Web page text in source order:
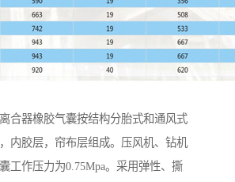
合器橡胶气囊按结构分胎式和通风式
内胶层，帘布层组成。压风机、钻机
工作压力为0.75Mpa。采用弹性、撕